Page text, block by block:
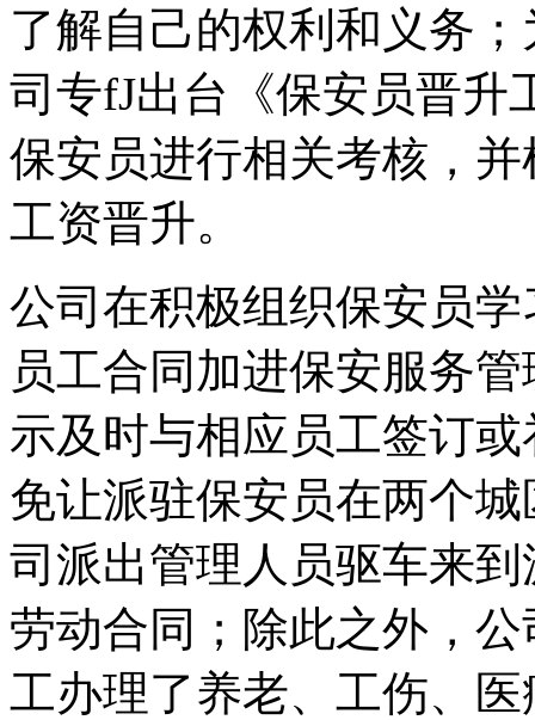
了解自己的权利和义务
司专fJ出台《保安员晋升
保安员进行相关考核，
工资晋升。
公司在积极组织保安员
员工合同加进保安服务
示及时与相应员工签订
免让派驻保安员在两个
司派出管理人员驱车来
劳动合同；除此之外，
工办理了养老、工伤、